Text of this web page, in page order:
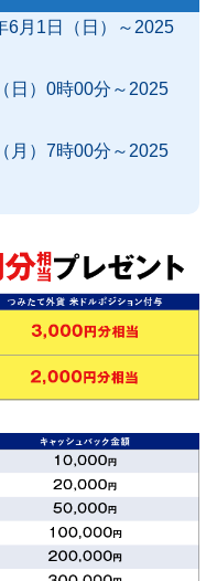
6月1日（日）～2025
日）0時00分～2025
月）7時00分～2025